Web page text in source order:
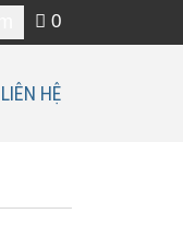
0
LIÊN HỆ